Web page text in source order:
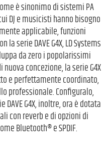
è sinonimo di sistemi PA
DJ e musicisti hanno bisogno
applicabile, funzioni
serie DAVE G4X, LD Systems
da zero i popolarissimi
nuova concezione, la serie G4X
e perfettamente coordinato,
professionale. Configuralo,
G4X, inoltre, ora è dotata
con reverb e di opzioni di
Bluetooth® e SPDIF.